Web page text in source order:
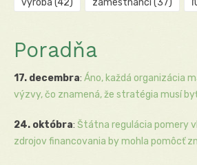
Poradňa
17. decembra: Áno, každá organizácia
výzvy, čo znamená, že stratégia musí
24. októbra: Štátna regulácia pomery
zdrojov financovania by mohla pomôcť